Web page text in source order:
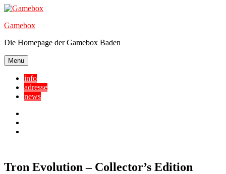
Skip
content
Gamebox
Die Homepage der Gamebox Baden
Menu
info
adresse
news
Tron Evolution – Collector’s Edition